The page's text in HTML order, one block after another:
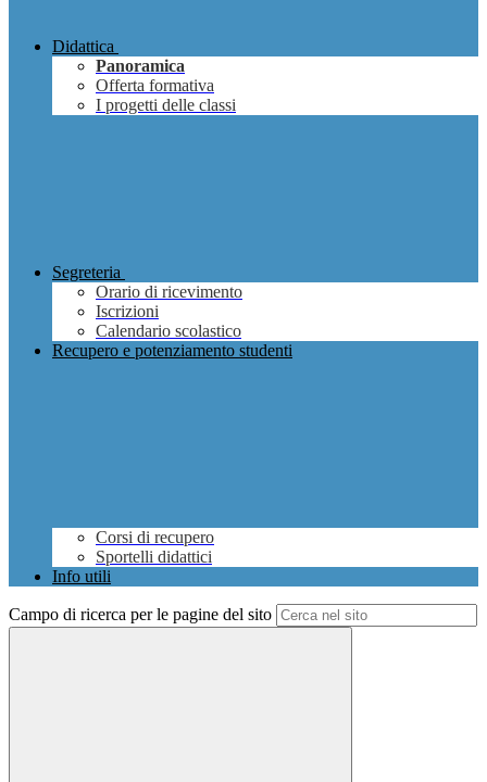
Didattica
Panoramica
Offerta formativa
I progetti delle classi
Segreteria
Orario di ricevimento
Iscrizioni
Calendario scolastico
Recupero e potenziamento studenti
Corsi di recupero
Sportelli didattici
Info utili
Campo di ricerca per le pagine del sito